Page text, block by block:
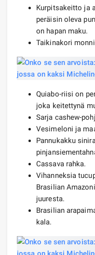
Kurpitsakeitto ja
peräisin oleva
on hapan maku.
Taikinakori
Quiabo-riisi on
joka keitettynä
Sarja cashew-
Vesimeloni ja
Pannukakku
Cassava rahka.
Vihanneksia
Brasilian
juuresta.
Brasilian
kala.